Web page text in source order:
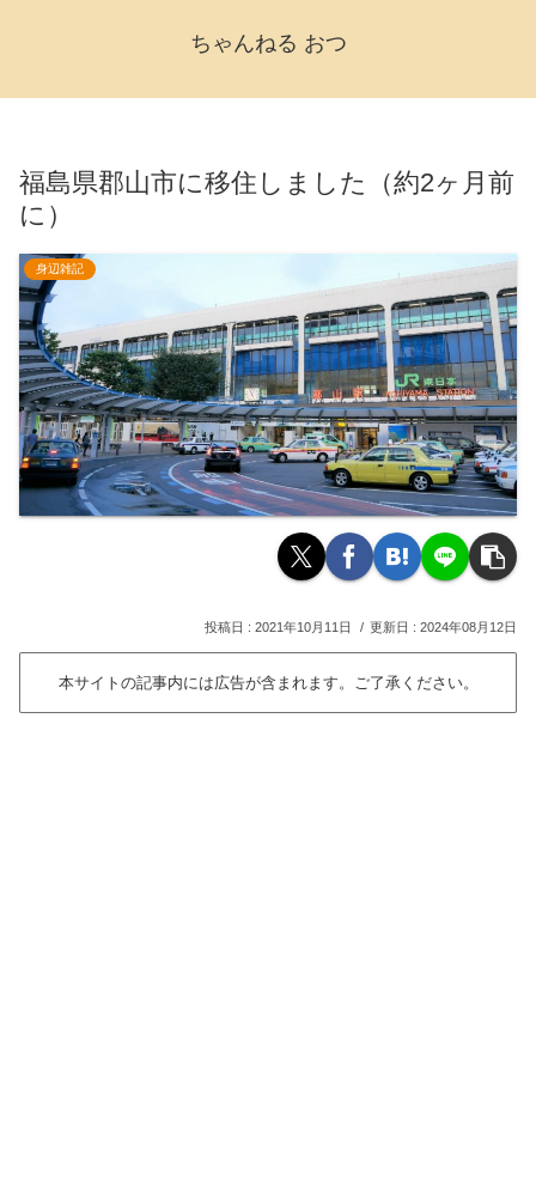
ちゃんねる おつ
福島県郡山市に移住しました（約2ヶ月前
に）
身辺雑記
2021年10月11日 2024年08月12日
本サイトの記事内には広告が含まれます。ご了承ください。